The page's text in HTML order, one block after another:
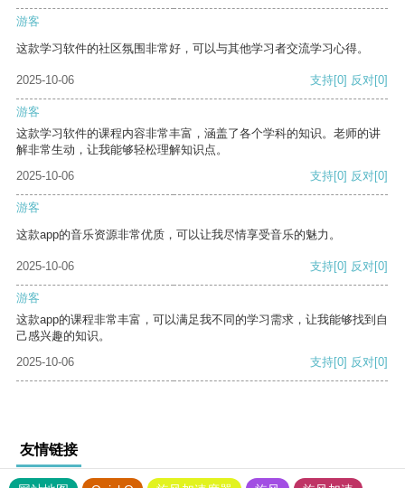
游客
这款学习软件的社区氛围非常好，可以与其他学习者交流学习心得。
2025-10-06 支持[0] 反对[0]
游客
这款学习软件的课程内容非常丰富，涵盖了各个学科的知识。老师的讲
解非常生动，让我能够轻松理解知识点。
2025-10-06
支持[0] 反对[0]
游客
这款app的音乐资源非常优质，可以让我尽情享受音乐的魅力。
2025-10-06 支持[0] 反对[0]
游客
这款app的课程非常丰富，可以满足我不同的学习需求，让我能够找到自
己感兴趣的知识。
2025-10-06
支持[0] 反对[0]
友情链接